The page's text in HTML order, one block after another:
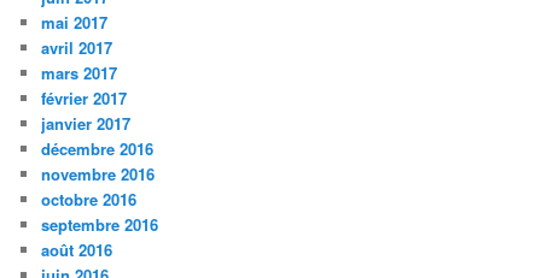
mai 2017
avril 2017
mars 2017
février 2017
janvier 2017
décembre 2016
novembre 2016
octobre 2016
septembre 2016
août 2016